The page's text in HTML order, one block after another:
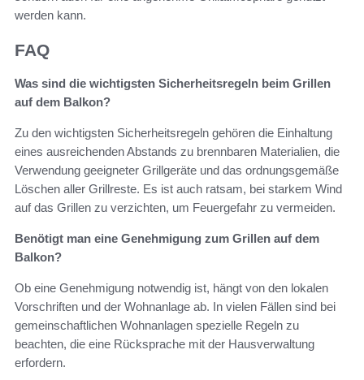
werden kann.
FAQ
Was sind die wichtigsten Sicherheitsregeln beim Grillen
auf dem Balkon?
Zu den wichtigsten Sicherheitsregeln gehören die Einhaltung
eines ausreichenden Abstands zu brennbaren Materialien, die
Verwendung geeigneter Grillgeräte und das ordnungsgemäße
Löschen aller Grillreste. Es ist auch ratsam, bei starkem Wind
auf das Grillen zu verzichten, um Feuergefahr zu vermeiden.
Benötigt man eine Genehmigung zum Grillen auf dem
Balkon?
Ob eine Genehmigung notwendig ist, hängt von den lokalen
Vorschriften und der Wohnanlage ab. In vielen Fällen sind bei
gemeinschaftlichen Wohnanlagen spezielle Regeln zu
beachten, die eine Rücksprache mit der Hausverwaltung
erfordern.